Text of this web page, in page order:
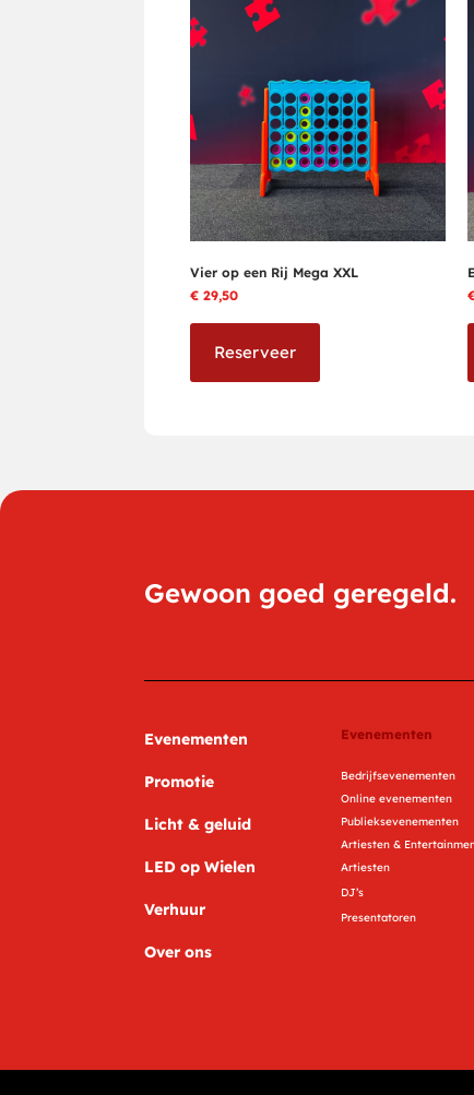
Vier op een Rij Mega XXL
€ 29,50
Reserveer
Gewoon goed geregeld.
Evenementen
Promotie
Licht & geluid
LED op Wielen
Verhuur
Over ons
Evenementen
Bedrijfsevenementen
Online evenementen
Publieksevenementen
Artiesten &
Artiesten
DJ’s
Presentatoren